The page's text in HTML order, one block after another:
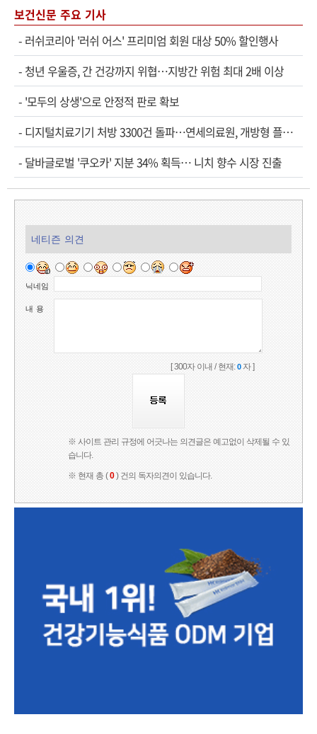
보건신문 주요 기사
- 러쉬코리아 '러쉬 어스' 프리미엄 회원 대상 50% 할인행사
- 청년 우울증, 간 건강까지 위협…지방간 위험 최대 2배 이상
- '모두의 상생'으로 안정적 판로 확보
- 디지털치료기기 처방 3300건 돌파…연세의료원, 개방형 플랫폼 성과 공개
- 달바글로벌 '쿠오카' 지분 34% 획득… 니치 향수 시장 진출
네티즌 의견
닉네임
내 용
[ 300자 이내 / 현재:0자 ]
※ 사이트 관리 규정에 어긋나는 의견글은 예고없이 삭제될 수 있
습니다.
※ 현재 총 (0) 건의 독자의견이 있습니다.